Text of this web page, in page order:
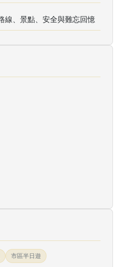
線、景點、安全與難忘回憶
市區半日遊